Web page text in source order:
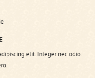
elit. Integer nec odio.